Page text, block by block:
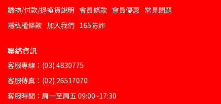
購物/付款/退換貨說明 會員條款 會員優惠 常見問題
隱私權條款 加入我們 165防詐
聯絡資訊
客服專線：(03) 4830775
客服傳真：(02) 26517070
客服時間：周一至周五 09:00~17:30